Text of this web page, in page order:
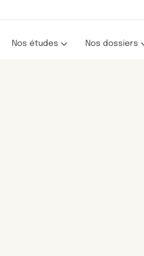
Nos études Nos dossiers